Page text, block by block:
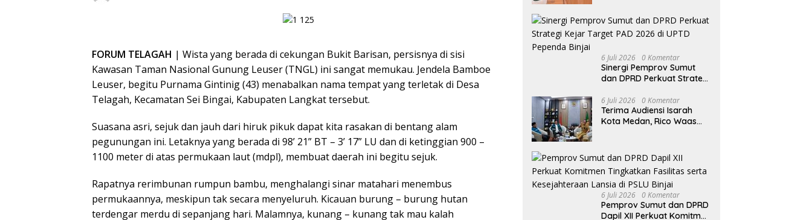
FORUM TELAGAH | Wista yang berada di cekungan Bukit Barisan, persisnya di sisi
Kawasan Taman Nasional Gunung Leuser (TNGL) ini sangat memukau. Jendela Bamboe
Leuser, begitu Purnama Gintinig (43) menabalkan nama tempat yang terletak di Desa
Telagah, Kecamatan Sei Bingai, Kabupaten Langkat tersebut.
Suasana asri, sejuk dan jauh dari hiruk pikuk dapat kita rasakan di bentang alam
pegunungan ini. Letaknya yang berada di 98’ 21” BT – 3’ 17” LU dan di ketinggian 900 –
1100 meter di atas permukaan laut (mdpl), membuat daerah ini begitu sejuk.
Rapatnya rerimbunan rumpun bambu, menghalangi sinar matahari menembus
permukaannya, meskipun tak secara menyeluruh. Kicauan burung – burung hutan
terdengar merdu di sepanjang hari. Malamnya, kunang – kunang tak mau kalah
Kapolri
6 Juli 2026 0 Komentar
Sinergi Pemprov Sumut
dan DPRD Perkuat Strategi
UPTD Pependa Binjai
6 Juli 2026 0 Komentar
Terima Audiensi Isarah
Kota Medan, Rico Waas
Kebijakan Publik
6 Juli 2026 0 Komentar
Pemprov Sumut dan DPRD
Dapil XII Perkuat Komitmen